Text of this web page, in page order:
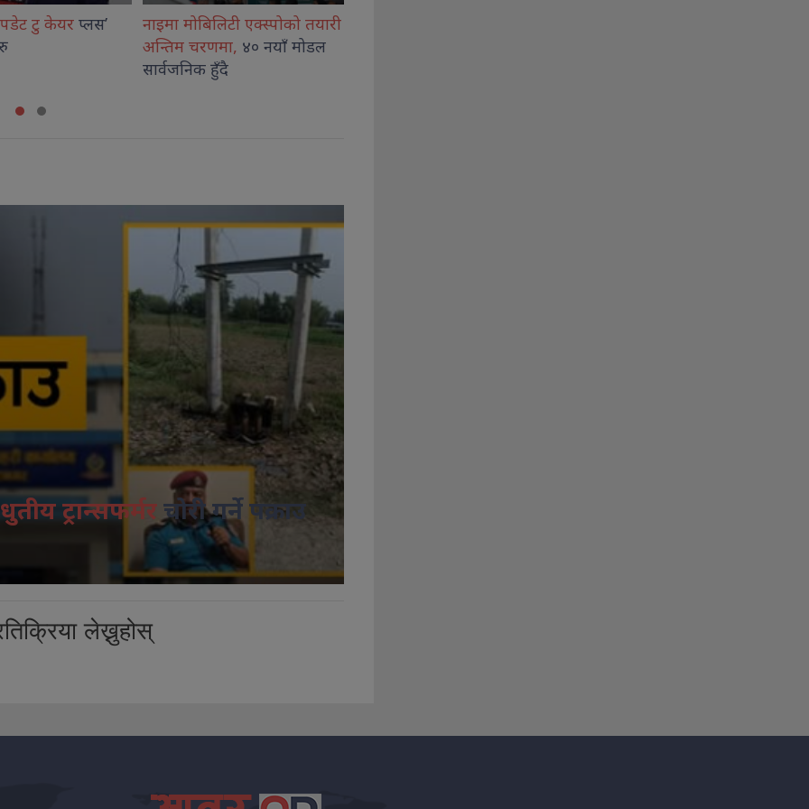
एक्स्पोको तयारी
समावेशीता नारामा मात्र नभई
राज्यका नीति र स्रोतमा देखिनुपर्छ
: उपराष्ट्रपति यादव
ट्रान्सफर्मरचोरी गर्ने पक्राउ
लेख्नुहोस्